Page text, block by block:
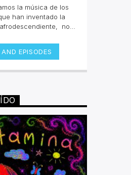
la música de los
han inventado la
nos
en la historia
y bajo sus
distintos géneros que
que atacaban a toda
piel oscura. Desde el
para lucha contra
y el racismo. Con
queremos reivindicar
que esta
ha dejado para la
posteridad.
EPISODES